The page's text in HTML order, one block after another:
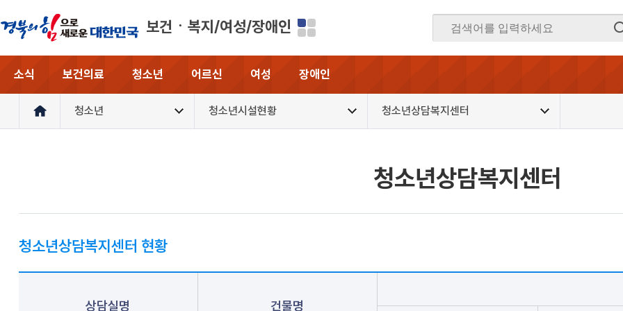
보건ㆍ복지/여성/장애인
소식 보건의료 청소년 어르신 여성 장애인
청소년 청소년시설현황 청소년상담복지센터
청소년상담복지센터
청소년상담복지센터 현황
상담실명 건물명